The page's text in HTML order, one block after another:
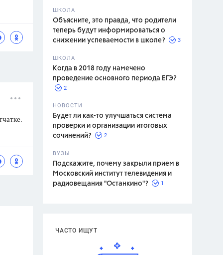
ШКОЛА
Объясните, это правда, что родители
теперь будут информироваться о
снижении успеваемости в школе?
3
ШКОЛА
Когда в 2018 году намечено
проведение основного периода ЕГЭ?
2
НОВОСТИ
Будет ли как-то улучшаться система
проверки и организации итоговых
сочинений?
2
ВУЗЫ
Подскажите, почему закрыли прием в
Московский институт телевидения и
радиовещания "Останкино"?
1
ЧАСТО ИЩУТ